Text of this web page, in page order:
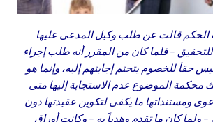
الحكم قالت عن طلب وكيل المدعى عليها
– فلما كان من المقرر أنه طلب إجراء
حقاَ للخصوم يتحتم إجابتهم إليه، وإنما هو
محكمة الموضوع عدم الاستجابة إليها متى
ومستنداتها ما يكفى لتكوين عقيدتها دون
ولما كان ما تقدم وهدياَ به – وكانت أوراق